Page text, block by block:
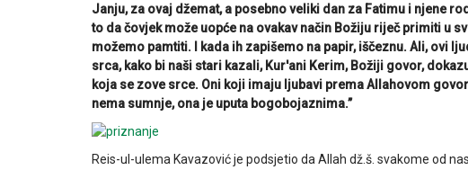
Janju, za ovaj džemat, a posebno veliki dan za Fatimu i njene
to da čovjek može uopće na ovakav način Božiju riječ primiti u
možemo pamtiti. I kada ih zapišemo na papir, iščeznu. Ali, ovi
srca, kako bi naši stari kazali, Kur'ani Kerim, Božiji govor,
koja se zove srce. Oni koji imaju ljubavi prema Allahovom
nema sumnje, ona je uputa bogobojaznima.”
Reis-ul-ulema Kavazović je podsjetio da Allah dž.š. svakome od